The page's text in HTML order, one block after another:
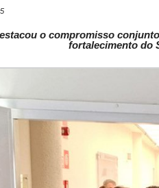
o compromisso
fortalecimento do